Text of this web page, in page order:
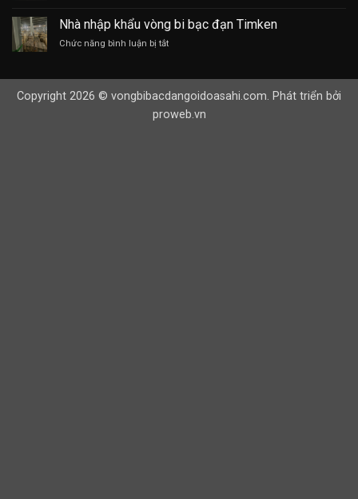
304
BI
KIM
ĐŨA
Nhà nhập khẩu vòng bi bạc đạn Timken
Chức năng bình luận bị tắtở
vòng
bi
Copyright 2026 © vongbibacdangoidoasahi.com. Phát triển bởi
proweb.vn